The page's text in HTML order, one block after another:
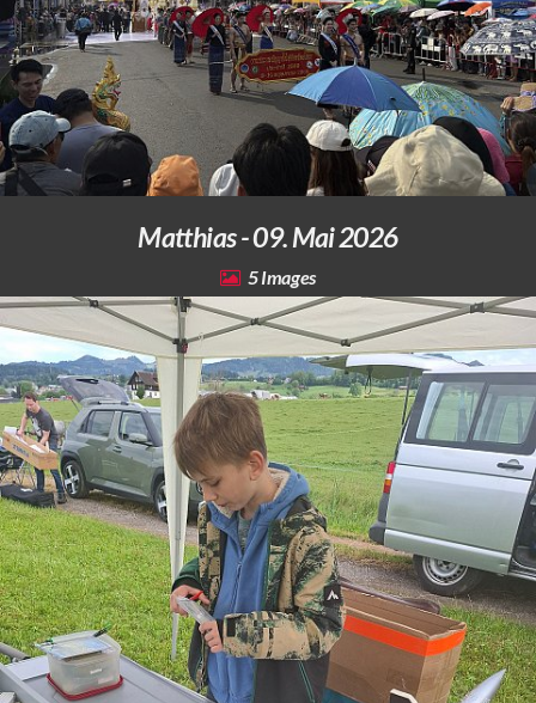
Matthias - 09. Mai 2026
5